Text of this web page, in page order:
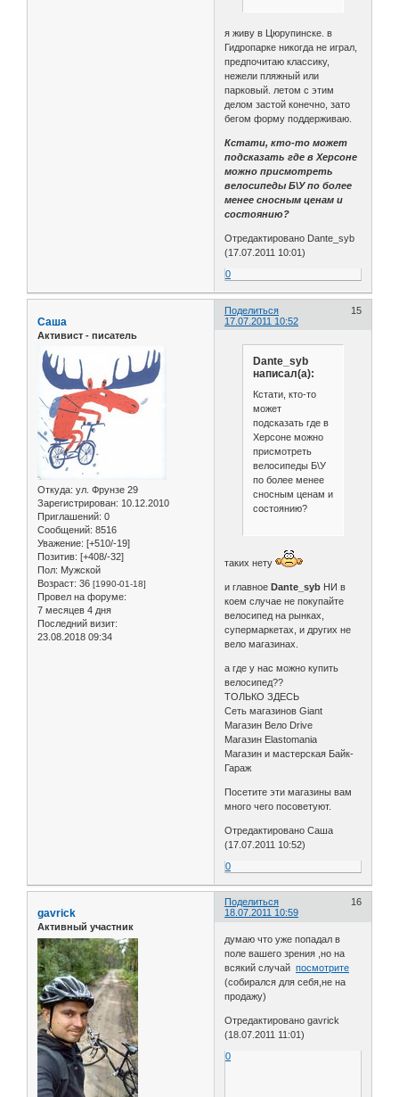
я живу в Цюрупинске. в
Гидропарке никогда не играл,
предпочитаю классику,
нежели пляжный или
парковый. летом с этим
делом застой конечно, зато
бегом форму поддерживаю.
Кстати, кто-то может
подсказать где в Херсоне
можно присмотреть
велосипеды Б\У по более
менее сносным ценам и
состоянию?
Отредактировано Dante_syb
(17.07.2011 10:01)
0
Поделиться
15
17.07.2011 10:52
Саша
Активист - писатель
Откуда: ул. Фрунзе 29
Зарегистрирован: 10.12.2010
Приглашений: 0
Сообщений: 8516
Уважение: [+510/-19]
Позитив: [+408/-32]
Пол: Мужской
Возраст: 36 [1990-01-18]
Провел на форуме:
7 месяцев 4 дня
Последний визит:
23.08.2018 09:34
Dante_syb
написал(а):
Кстати, кто-то
может
подсказать где в
Херсоне можно
присмотреть
велосипеды Б\У
по более менее
сносным ценам и
состоянию?
таких нету
и главноеDante_syb НИ в
коем случае не покупайте
велосипед на рынках,
супермаркетах, и других не
вело магазинах.
а где у нас можно купить
велосипед??
ТОЛЬКО ЗДЕСЬ
Сеть магазинов Giant
Магазин Вело Drive
Магазин Elastomania
Магазин и мастерская Байк-
Гараж
Посетите эти магазины вам
много чего посоветуют.
Отредактировано Саша
(17.07.2011 10:52)
0
Поделиться
16
18.07.2011 10:59
gavrick
Активный участник
думаю что уже попадал в
поле вашего зрения ,но на
всякий случайпосмотрите
(собирался для себя,не на
продажу)
Отредактировано gavrick
(18.07.2011 11:01)
0